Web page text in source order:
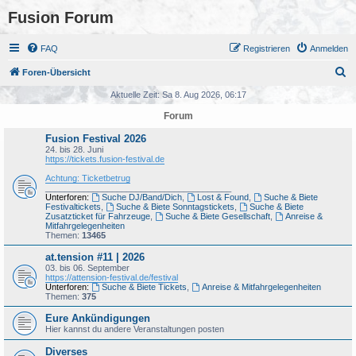
Fusion Forum
FAQ Anmelden
Registrieren
Foren-Übersicht
Aktuelle Zeit: Sa 8. Aug 2026, 06:17
Forum
Fusion Festival 2026
24. bis 28. Juni
https://tickets.fusion-festival.de
Achtung: Ticketbetrug
Unterforen:
Suche DJ/Band/Dich, Lost & Found,
Suche & Biete
Festivaltickets
Suche & Biete Sonntagstickets
Suche & Biete
Zusatzticket für Fahrzeuge
Suche & Biete Gesellschaft,
Anreise &
Mitfahrgelegenheiten
Themen: 13465
at.tension #11 | 2026
03. bis 06. September
https://attension-festival.de/festival
Unterforen:
Suche & Biete Tickets
Anreise & Mitfahrgelegenheiten
Themen: 375
Eure Ankündigungen
Hier kannst du andere Veranstaltungen posten
Diverses